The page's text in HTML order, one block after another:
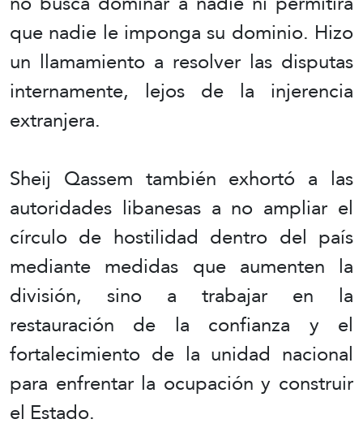
que nadie le imponga su dominio. Hizo
un llamamiento a resolver las disputas
internamente, lejos de la injerencia
extranjera.
Sheij Qassem también exhortó a las
autoridades libanesas a no ampliar el
círculo de hostilidad dentro del país
mediante medidas que aumenten la
división, sino a trabajar en la
restauración de la confianza y el
fortalecimiento de la unidad nacional
para enfrentar la ocupación y construir
el Estado.